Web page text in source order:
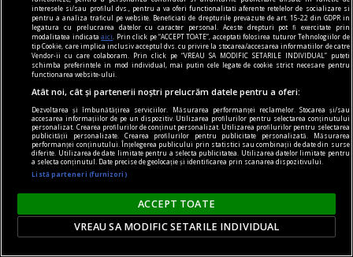
Dacă asculți toate părțile implicate în cazul
Simonei Halep, inclusiv pe ea însăși, constați că
interesele si/sau profilul dvs., pentru a va oferi functionalitati aferente retelelor de socializare si
pentru a analiza traficul pe website. Beneficiati de drepturile prevazute de art. 15-22 din GDPR in
legatura cu prelucrarea datelor cu caracter personal. Aceste drepturi pot fi exercitate prin
modalitatea indicataaici
. Prin click pe “ACCEPT TOATE”, acceptati folosirea tuturor Tehnologiilor de
tip Cookie, care implica inclusiv acceptul dvs. cu privire la stocarea/accesarea informatiilor de catre
Vendor-ii cu care colaboram. Prin click pe “VREAU SA MODIFIC SETARILE INDIVIDUAL” puteti
schimba preferintele in mod individual, mai putin cele legate de cookie strict necesare pentru
functionarea website-ului.
Atât noi, cât și partenerii noștri prelucrăm datele pentru a oferi:
Dezvoltarea și îmbunătățirea serviciilor. Măsurarea performanței reclamelor. Stocarea și/sau
accesarea informațiilor de pe un dispozitiv. Utilizarea profilurilor pentru selectarea conținutului
personalizat. Crearea profilurilor de conținut personalizat. Utilizarea profilurilor pentru selectarea
publicității personalizate. Crearea profilurilor pentru publicitate personalizată. Măsurarea
performanței conținutului. Înțelegerea publicului prin statistici sau combinații de date din surse
diferite. Utilizarea de date limitate pentru a selecta publicitatea. Utilizarea datelor limitate pentru
a selecta conținutul. Date precise de geolocație și identificarea prin scanarea dispozitivului.
Listă parteneri (furnizori)
ACCEPT TOATE
VREAU SA MODIFIC SETARILE INDIVIDUAL